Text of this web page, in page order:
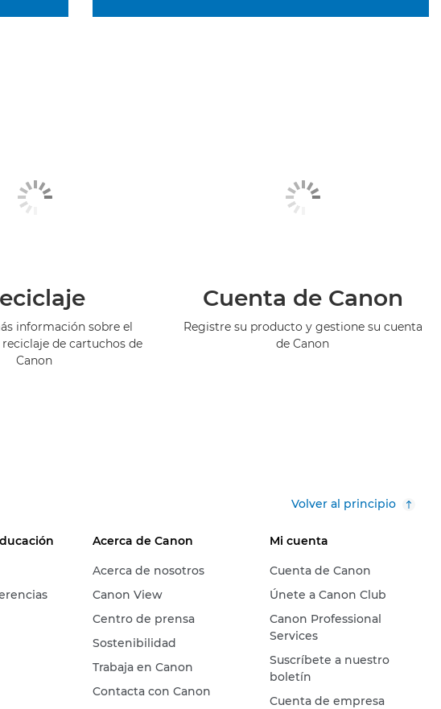
información sobre el
de cartuchos de
Canon
Cuenta de Canon
Registre su producto y gestione su cuenta
de Canon
Volver al principio
Acerca de Canon
Acerca de nosotros
Canon View
Centro de prensa
Sostenibilidad
Trabaja en Canon
Contacta con Canon
Mi cuenta
Cuenta de Canon
Únete a Canon Club
Canon Professional
Services
Suscríbete a nuestro
boletín
Cuenta de empresa